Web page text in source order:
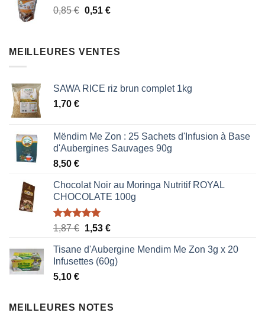
0,85 €.0,51 €.
0,85€ Le
était :
0,51 €Le
est :
MEILLEURES VENTES
SAWA RICE riz brun complet 1kg
1,70 €
Mëndim Me Zon : 25 Sachets d'Infusion à Base
d'Aubergines Sauvages 90g
8,50 €
Chocolat Noir au Moringa Nutritif ROYAL
CHOCOLATE 100g
Note5.00
1,87€ Le
initial
était :
1,53 €Le
actuel
est :
Tisane d'Aubergine Mendim Me Zon 3g x 20
Infusettes (60g)
5,10 €
MEILLEURES NOTES